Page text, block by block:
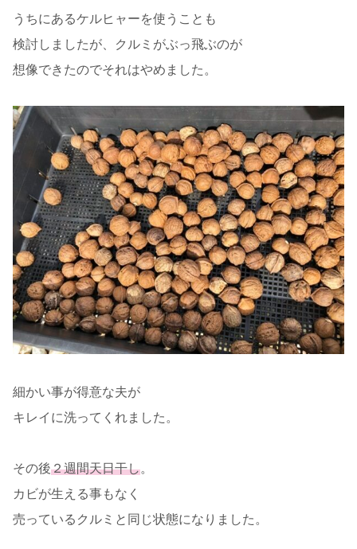
うちにあるケルヒャーを使うことも
検討しましたが、クルミがぶっ飛ぶのが
想像できたのでそれはやめました。
細かい事が得意な夫が
キレイに洗ってくれました。
その後２週間天日干し。
カビが生える事もなく
売っているクルミと同じ状態になりました。